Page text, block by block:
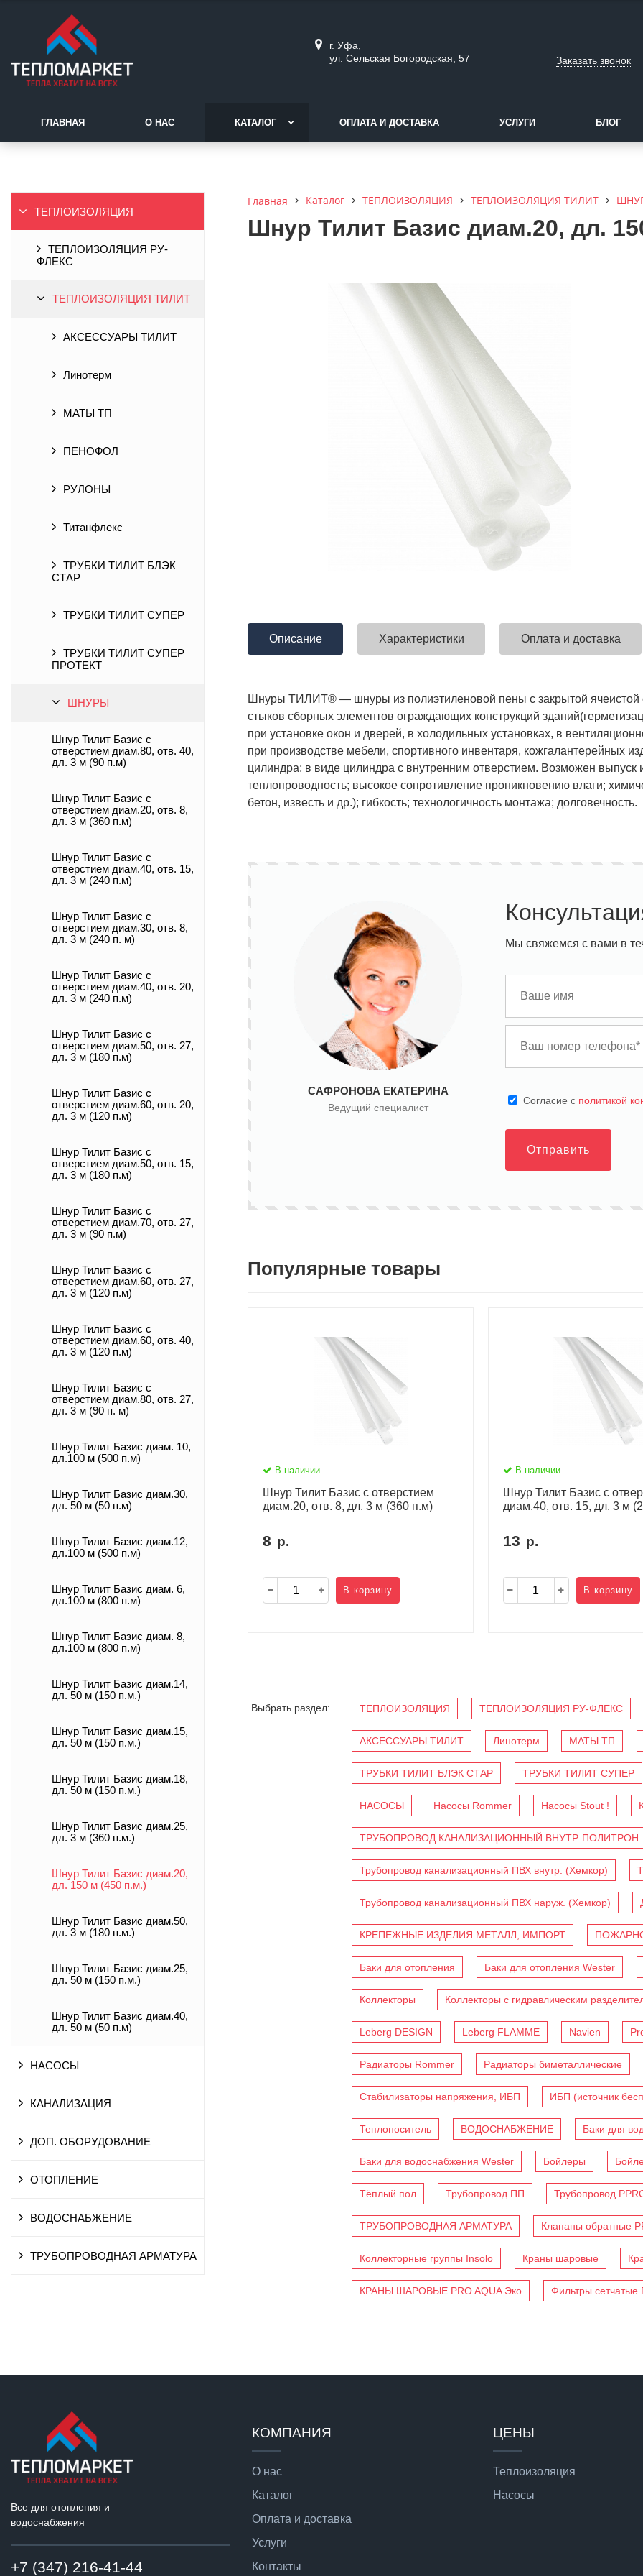
г. Уфа,
ул. Сельская Богородская, 57
Заказать звонок
ГЛАВНАЯ О НАС КАТАЛОГ ОПЛАТА И ДОСТАВКА УСЛУГИ БЛОГ
ТЕПЛОИЗОЛЯЦИЯ
ТЕПЛОИЗОЛЯЦИЯ РУ-
ФЛЕКС
ТЕПЛОИЗОЛЯЦИЯ ТИЛИТ
АКСЕССУАРЫ ТИЛИТ
Линотерм
МАТЫ ТП
ПЕНОФОЛ
РУЛОНЫ
Титанфлекс
ТРУБКИ ТИЛИТ БЛЭК
СТАР
ТРУБКИ ТИЛИТ СУПЕР
ТРУБКИ ТИЛИТ СУПЕР
ПРОТЕКТ
ШНУРЫ
Шнур Тилит Базис c
отверстием диам.80, отв. 40,
дл. 3 м (90 п.м)
Шнур Тилит Базис c
отверстием диам.20, отв. 8,
дл. 3 м (360 п.м)
Шнур Тилит Базис c
отверстием диам.40, отв. 15,
дл. 3 м (240 п.м)
Шнур Тилит Базис c
отверстием диам.30, отв. 8,
дл. 3 м (240 п. м)
Шнур Тилит Базис c
отверстием диам.40, отв. 20,
дл. 3 м (240 п.м)
Шнур Тилит Базис c
отверстием диам.50, отв. 27,
дл. 3 м (180 п.м)
Шнур Тилит Базис c
отверстием диам.60, отв. 20,
дл. 3 м (120 п.м)
Шнур Тилит Базис c
отверстием диам.50, отв. 15,
дл. 3 м (180 п.м)
Шнур Тилит Базис c
отверстием диам.70, отв. 27,
дл. 3 м (90 п.м)
Шнур Тилит Базис c
отверстием диам.60, отв. 27,
дл. 3 м (120 п.м)
Шнур Тилит Базис c
отверстием диам.60, отв. 40,
дл. 3 м (120 п.м)
Шнур Тилит Базис c
отверстием диам.80, отв. 27,
дл. 3 м (90 п. м)
Шнур Тилит Базис диам. 10,
дл.100 м (500 п.м)
Шнур Тилит Базис диам.30,
дл. 50 м (50 п.м)
Шнур Тилит Базис диам.12,
дл.100 м (500 п.м)
Шнур Тилит Базис диам. 6,
дл.100 м (800 п.м)
Шнур Тилит Базис диам. 8,
дл.100 м (800 п.м)
Шнур Тилит Базис диам.14,
дл. 50 м (150 п.м.)
Шнур Тилит Базис диам.15,
дл. 50 м (150 п.м.)
Шнур Тилит Базис диам.18,
дл. 50 м (150 п.м.)
Шнур Тилит Базис диам.25,
дл. 3 м (360 п.м.)
Шнур Тилит Базис диам.20,
дл. 150 м (450 п.м.)
Шнур Тилит Базис диам.50,
дл. 3 м (180 п.м.)
Шнур Тилит Базис диам.25,
дл. 50 м (150 п.м.)
Шнур Тилит Базис диам.40,
дл. 50 м (50 п.м)
НАСОСЫ
КАНАЛИЗАЦИЯ
ДОП. ОБОРУДОВАНИЕ
ОТОПЛЕНИЕ
ВОДОСНАБЖЕНИЕ
ТРУБОПРОВОДНАЯ АРМАТУРА
Главная Каталог ТЕПЛОИЗОЛЯЦИЯ ТЕПЛОИЗОЛЯЦИЯ ТИЛИТ
Шнур Тилит Базис диам.20, дл.
Описание Характеристики Оплата и доставка
Шнуры ТИЛИТ® — шнуры из полиэтиленовой пены с закрытой ячеистой
стыков сборных элементов ограждающих конструкций
при установке окон и дверей, в холодильных установках, в
при производстве мебели, спортивного инвентаря, кожгалантерейных
цилиндра; в виде цилиндра с внутренним отверстием. Возможен выпуск
теплопроводность; высокое сопротивление проникновению влаги;
бетон, известь и др.); гибкость; технологичность монтажа; долговечность.
САФРОНОВА ЕКАТЕРИНА
Ведущий специалист
Мы свяжемся с вами в
Cогласие с политикой
Отправить
Популярные товары
В наличии
Шнур Тилит Базис c отверстием
диам.20, отв. 8, дл. 3 м (360 п.м)
8 р.
В корзину
В наличии
Шнур Тилит Базис c
диам.40, отв. 15, дл. 3 м
13 р.
В корзину
Выбрать раздел: ТЕПЛОИЗОЛЯЦИЯ ТЕПЛОИЗОЛЯЦИЯ РУ-ФЛЕКС
АКСЕССУАРЫ ТИЛИТ Линотерм МАТЫ ТП
ТРУБКИ ТИЛИТ БЛЭК СТАР ТРУБКИ ТИЛИТ СУПЕР
НАСОСЫ Насосы Rommer Насосы Stout !
ТРУБОПРОВОД КАНАЛИЗАЦИОННЫЙ ВНУТР. ПОЛИТРОН
Трубопровод канализационный ПВХ внутр. (Хемкор)
Трубопровод канализационный ПВХ наруж. (Хемкор)
КРЕПЕЖНЫЕ ИЗДЕЛИЯ МЕТАЛЛ, ИМПОРТ
Баки для отопления Баки для отопления Wester
Коллекторы Коллекторы с гидравлическим
Leberg DESIGN Leberg FLAMME Navien
Радиаторы Rommer Радиаторы биметаллические
Стабилизаторы напряжения, ИБП ИБП (источник
Теплоноситель ВОДОСНАБЖЕНИЕ Баки для
Баки для водоснабжения Wester Бойлеры
Тёплый пол Трубопровод ПП Трубопровод
ТРУБОПРОВОДНАЯ АРМАТУРА Клапаны обратные
Коллекторные группы Insolo Краны шаровые
КРАНЫ ШАРОВЫЕ PRO AQUA Эко Фильтры сетчатые
Все для отопления и
водоснабжения
+7 (347) 216-41-44
КОМПАНИЯ
О нас
Каталог
Оплата и доставка
Услуги
Контакты
ЦЕНЫ
Теплоизоляция
Насосы